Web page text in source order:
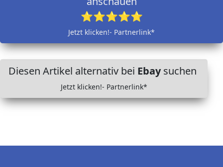
⭐⭐⭐⭐⭐
Jetzt klicken!- Partnerlink*
Diesen Artikel alternativ bei Ebaysuchen
Jetzt klicken!- Partnerlink*